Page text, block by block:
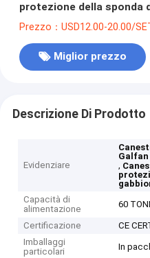
protezione della sponda
3.4mm
Prezzo：USD12.00-20.00/
Miglior prezzo
Descrizione Di Prodotto
Evidenziare
Galfan
,
Capacità di
alimentazione
60
Certificazione
CE
Imballaggi
particolari
In